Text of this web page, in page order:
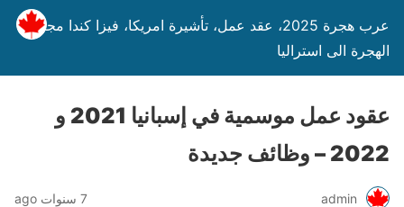
عرب هجرة 2025، عقد عمل، تأشيرة امريكا، فيزا كندا مجانا،
الهجرة الى استراليا
عقود عمل موسمية في إسبانيا 2021 و
2022 – وظائف جديدة
admin 7 سنوات ago